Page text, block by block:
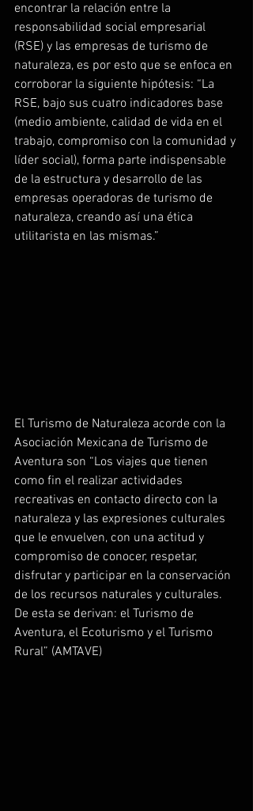
encontrar la relación entre la
responsabilidad social empresarial
(RSE) y las empresas de turismo de
naturaleza, es por esto que se enfoca en
corroborar la siguiente hipótesis: “La
RSE, bajo sus cuatro indicadores base
(medio ambiente, calidad de vida en el
trabajo, compromiso con la comunidad y
líder social), forma parte indispensable
de la estructura y desarrollo de las
empresas operadoras de turismo de
naturaleza, creando así una ética
utilitarista en las mismas.”
El Turismo de Naturaleza acorde con la
Asociación Mexicana de Turismo de
Aventura son “Los viajes que tienen
como fin el realizar actividades
recreativas en contacto directo con la
naturaleza y las expresiones culturales
que le envuelven, con una actitud y
compromiso de conocer, respetar,
disfrutar y participar en la conservación
de los recursos naturales y culturales.
De esta se derivan: el Turismo de
Aventura, el Ecoturismo y el Turismo
Rural” (AMTAVE)